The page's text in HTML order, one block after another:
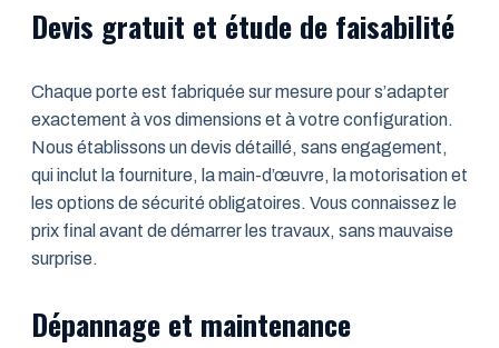
Devis gratuit et étude de faisabilité
Chaque porte est fabriquée sur mesure pour s’adapter
exactement à vos dimensions et à votre configuration.
Nous établissons un devis détaillé, sans engagement,
qui inclut la fourniture, la main-d’œuvre, la motorisation et
les options de sécurité obligatoires. Vous connaissez le
prix final avant de démarrer les travaux, sans mauvaise
surprise.
Dépannage et maintenance